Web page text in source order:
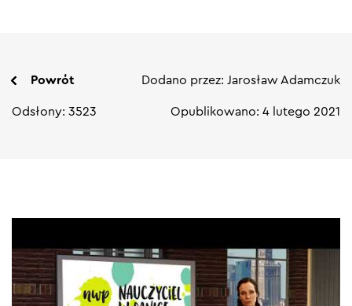
Powrót Dodano przez: Jarosław Adamczuk
Odsłony: 3523 Opublikowano: 4 lutego 2021